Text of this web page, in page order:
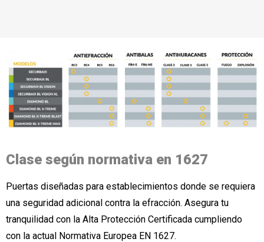
Clase según normativa en 1627
Puertas diseñadas para establecimientos donde se requiera
una seguridad adicional contra la efracción. Asegura tu
tranquilidad con la Alta Protección Certificada cumpliendo
con la actual Normativa Europea EN 1627.